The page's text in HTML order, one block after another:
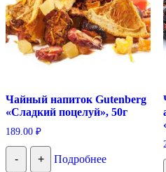
Чайный напиток Gutenberg
«Сладкий поцелуй», 50г
189.00 ₽
- +
Подробнее